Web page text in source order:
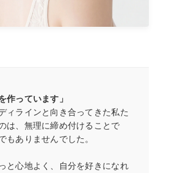
作っています」
ィラインと向き合ってきた私た
は、無理に締め付けることで
もありませんでした。
と心地よく、自分を好きになれ